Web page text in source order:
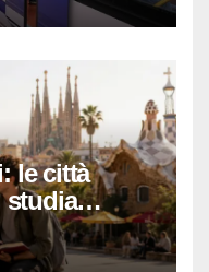
le città
studia
vita